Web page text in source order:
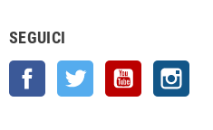
SEGUICI
Facebook Twitter YouTube